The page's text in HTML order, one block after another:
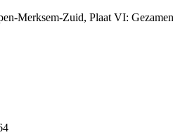
Merksem-Zuid, Plaat VI: